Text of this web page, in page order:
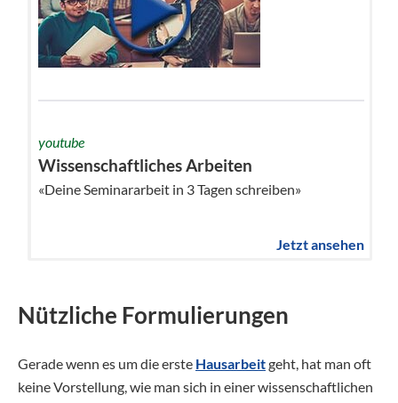
youtube
Wissenschaftliches Arbeiten
«Deine Seminararbeit in 3 Tagen schreiben»
Jetzt ansehen
Nützliche Formulierungen
Gerade wenn es um die erste Hausarbeitgeht, hat man oft
keine Vorstellung, wie man sich in einer wissenschaftlichen